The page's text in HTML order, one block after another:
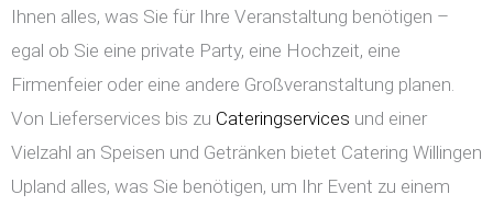
Ihnen alles, was Sie für Ihre Veranstaltung benötigen –
egal ob Sie eine private Party, eine Hochzeit, eine
Firmenfeier oder eine andere Großveranstaltung planen.
Von Lieferservices bis zu Cateringservices und einer
Vielzahl an Speisen und Getränken bietet Catering Willingen
Upland alles, was Sie benötigen, um Ihr Event zu einem